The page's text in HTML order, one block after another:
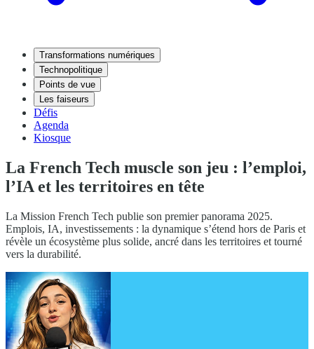
Transformations numériques
Technopolitique
Points de vue
Les faiseurs
Défis
Agenda
Kiosque
La French Tech muscle son jeu : l’emploi,
l’IA et les territoires en tête
La Mission French Tech publie son premier panorama 2025.
Emplois, IA, investissements : la dynamique s’étend hors de Paris et
révèle un écosystème plus solide, ancré dans les territoires et tourné
vers la durabilité.